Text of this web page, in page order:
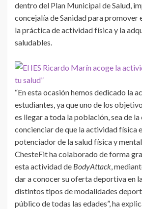
dentro del Plan Municipal de Salud,
concejalía de Sanidad para promover
la práctica de actividad física y la
saludables.
“En esta ocasión hemos dedicado la
estudiantes, ya que uno de los
es llegar a toda la población, sea de la
concienciar de que la actividad física
potenciador de la salud física y
ChesteFit ha colaborado de forma
esta actividad de BodyAttack,
dar a conocer su oferta deportiva en
distintos tipos de modalidades
público de todas las edades”, ha